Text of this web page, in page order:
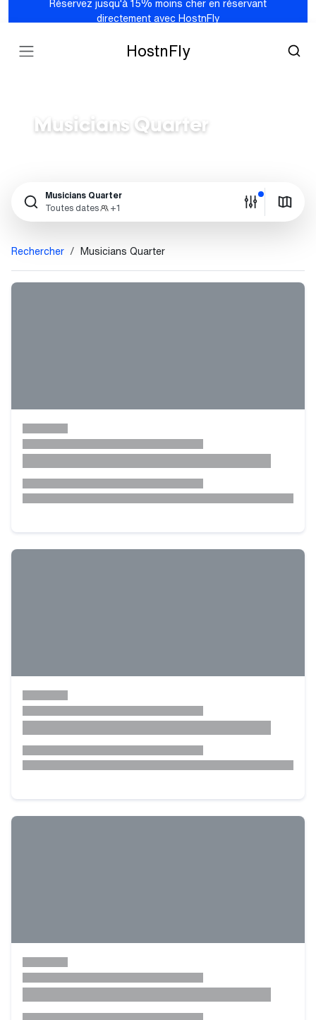
Réservez jusqu'à 15% moins cher en réservant
directement avec HostnFly
HostnFly
Musicians Quarter
Musicians Quarter
Toutes dates
+1
Rechercher Musicians Quarter